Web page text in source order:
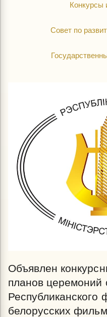
Конкурсы
Совет по
Объявлен
планов церемоний
Республиканского
белорусских